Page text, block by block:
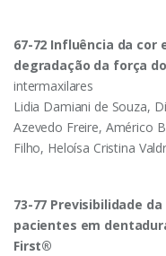
67-72 Influência da cor
degradação da força
intermaxilares
Lidia Damiani de Souza,
Azevedo Freire, Américo
Filho, Heloísa Cristina
73-77 Previsibilidade
pacientes em
First®